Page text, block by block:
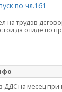
по чл.161
на трудов
да отиде по
ДДС на месец при